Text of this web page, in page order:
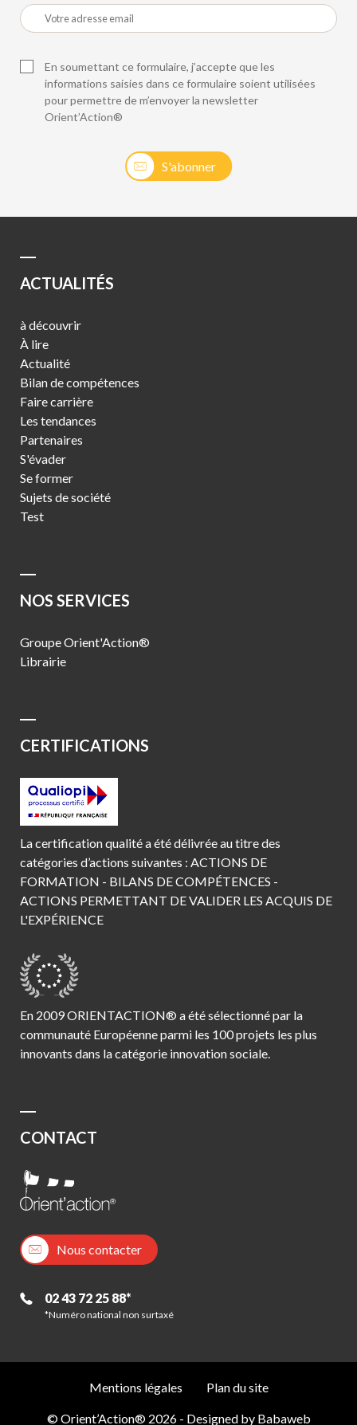
S'abonner
En soumettant ce formulaire, j’accepte que les
informations saisies dans ce formulaire soient utilisées
pour permettre de m’envoyer la newsletter
Orient’Action®
ACTUALITÉS
à découvrir
À lire
Actualité
Bilan de compétences
Faire carrière
Les tendances
Partenaires
S'évader
Se former
Sujets de société
Test
NOS SERVICES
Groupe Orient'Action®
Librairie
CERTIFICATIONS
La certification qualité a été délivrée au titre des
catégories d’actions suivantes : ACTIONS DE
FORMATION - BILANS DE COMPÉTENCES -
ACTIONS PERMETTANT DE VALIDER LES ACQUIS DE
L'EXPÉRIENCE
En 2009 ORIENTACTION® a été sélectionné par la
communauté Européenne parmi les 100 projets les plus
innovants dans la catégorie innovation sociale.
CONTACT
Nous contacter
02 43 72 25 88*
*Numéro national non surtaxé
© Orient’Action® 2026 - Designed by Babaweb
Mentions légales Plan du site